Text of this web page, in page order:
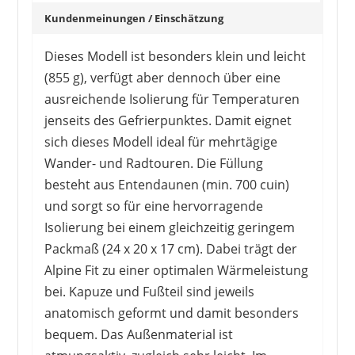
Kundenmeinungen / Einschätzung
Dieses Modell ist besonders klein und leicht
(855 g), verfügt aber dennoch über eine
ausreichende Isolierung für Temperaturen
jenseits des Gefrierpunktes. Damit eignet
sich dieses Modell ideal für mehrtägige
Wander- und Radtouren. Die Füllung
besteht aus Entendaunen (min. 700 cuin)
und sorgt so für eine hervorragende
Isolierung bei einem gleichzeitig geringem
Packmaß (24 x 20 x 17 cm). Dabei trägt der
Alpine Fit zu einer optimalen Wärmeleistung
bei. Kapuze und Fußteil sind jeweils
anatomisch geformt und damit besonders
bequem. Das Außenmaterial ist